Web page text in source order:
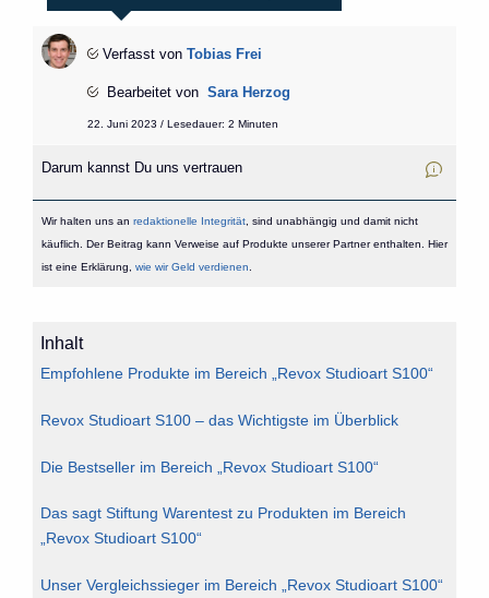
Verfasst von Tobias Frei
Bearbeitet von Sara Herzog
22. Juni 2023 / Lesedauer: 2 Minuten
Darum kannst Du uns vertrauen
Wir halten uns an redaktionelle Integrität, sind unabhängig und damit nicht
käuflich. Der Beitrag kann Verweise auf Produkte unserer Partner enthalten. Hier
ist eine Erklärung, wie wir Geld verdienen
Inhalt
Empfohlene Produkte im Bereich „Revox Studioart S100“
Revox Studioart S100 – das Wichtigste im Überblick
Die Bestseller im Bereich „Revox Studioart S100“
Das sagt Stiftung Warentest zu Produkten im Bereich
„Revox Studioart S100“
Unser Vergleichssieger im Bereich „Revox Studioart S100“